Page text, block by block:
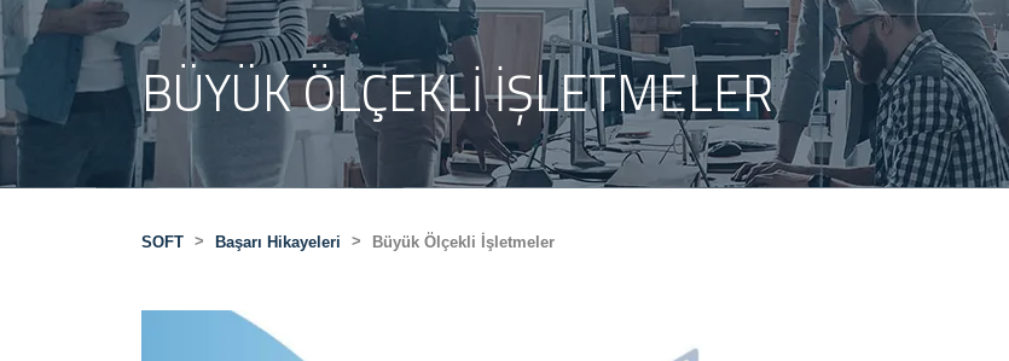
BÜYÜK ÖLÇEKLI İŞLETMELER
SOFT > Başarı Hikayeleri > Büyük Ölçekli İşletmeler